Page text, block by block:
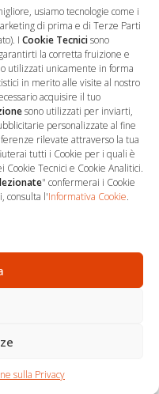
usiamo tecnologie come i
di prima e di Terze Parti
I Cookie Tecnicisono
la corretta fruizione e
utilizzati unicamente in forma
in merito alle visite al nostro
acquisire il tuo
sono utilizzati per inviarti,
personalizzate al fine
rilevate attraverso la tua
tutti i Cookie per i quali è
Cookie Tecnici e Cookie Analitici.
" confermerai i Cookie
consulta l'Informativa Cookie.
sulla Privacy
Operativa
9522 7890
17504191002